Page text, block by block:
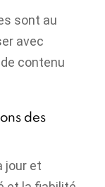
sont au
avec
contenu
des
jour et